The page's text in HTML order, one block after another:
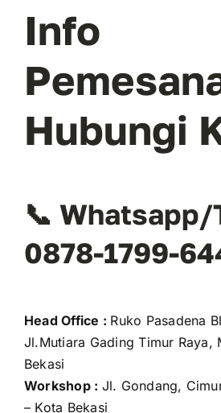
Info
Hubungi
📞 Whatsapp/
0878-1799-
Head Office : Ruko Pasadena
Jl.Mutiara Gading Timur Raya,
Bekasi
Workshop : Jl. Gondang,
– Kota Bekasi